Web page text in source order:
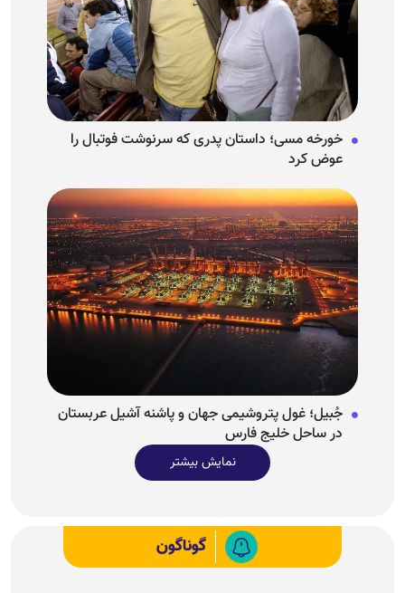
خورخه مسی؛ داستان پدری که سرنوشت فوتبال را
عوض کرد
جُبیل؛ غول پتروشیمی جهان و پاشنه آشیل عربستان
در ساحل خلیج فارس
نمایش بیشتر
گوناگون